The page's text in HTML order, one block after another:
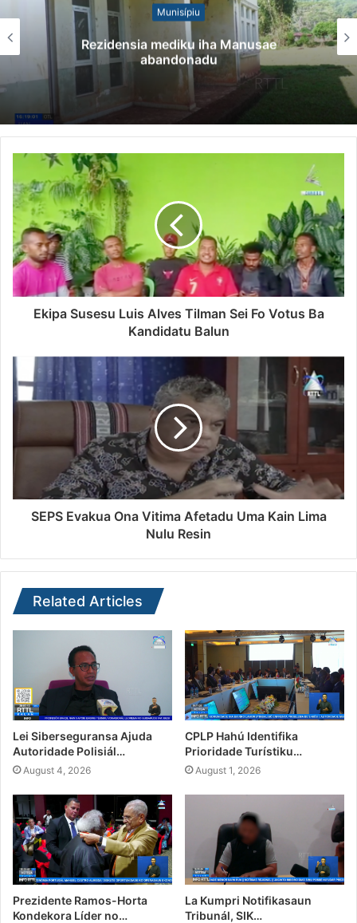
Munisípiu
Rezidensia mediku iha Manusae
abandonadu
Ekipa Susesu Luis Alves Tilman Sei Fo Votus Ba
Kandidatu Balun
SEPS Evakua Ona Vitima Afetadu Uma Kain Lima
Nulu Resin
Related Articles
Lei Siberseguransa Ajuda
Autoridade Polisiál…
August 4, 2026
CPLP Hahú Identifika
Prioridade Turístiku…
August 1, 2026
Prezidente Ramos-Horta
Kondekora Líder no…
La Kumpri Notifikasaun
Tribunál, SIK…